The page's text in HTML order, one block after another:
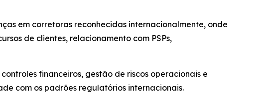
em corretoras reconhecidas internacionalmente, onde
de clientes, relacionamento com PSPs,
financeiros, gestão de riscos operacionais e
com os padrões regulatórios internacionais.